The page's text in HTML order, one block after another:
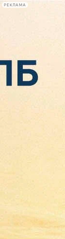
РЕКЛАМА
Сегодня: